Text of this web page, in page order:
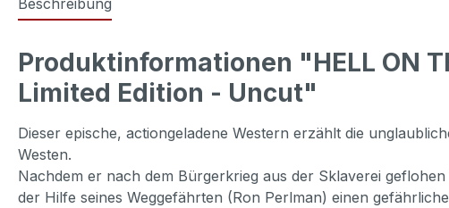
Produktinformationen "HELL ON
Limited Edition - Uncut"
Dieser epische, actiongeladene Western erzählt die
Westen.
Nachdem er nach dem Bürgerkrieg aus der Sklaverei
der Hilfe seines Weggefährten (Ron Perlman) einen